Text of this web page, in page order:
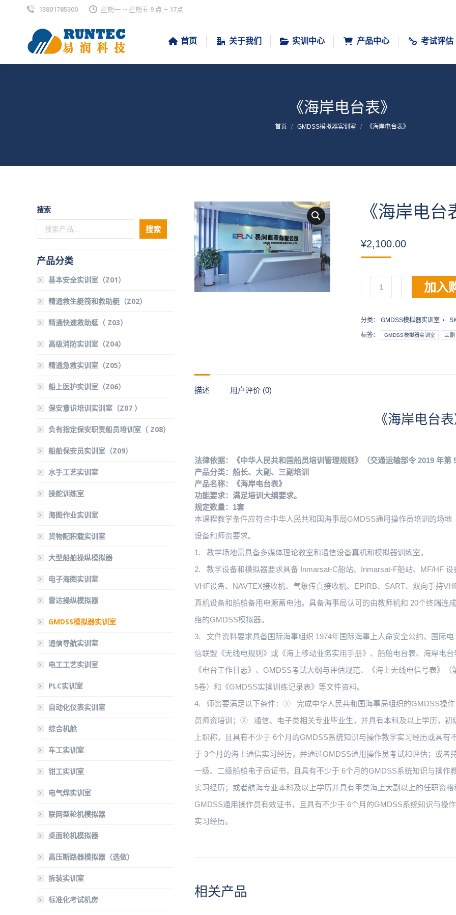
13801785300 星期一 -- 星期五 9 点 – 17点
首页 关于我们 实训中心 产品中心 考试评估
《海岸电台表》
您在这里：
首页 GMDSS模拟器实训室 《海岸电台表》
《海岸电台
¥2,100.00
台
数
加入
分类： GMDSS模拟器实训室
标签： GMDSS模拟器实训室 三副
描述 用户评价 (0)
《海岸电台表
法律依据：《中华人民共和国船员培训管理规则》（交通运输部令 2019 年第 5
产品分类：船长、大副、三副培训
产品名称：《海岸电台表》
功能要求：满足培训大纲要求。
规定数量：1套
本课程教学条件应符合中华人民共和国海事局GMDSS通用操作员培训的场地
设备和师资要求。
1. 教学场地需具备多媒体理论教室和通信设备真机和模拟器训练室。
2. 教学设备和模拟器要求具备 Inmarsat-C船站、Inmarsat-F船站、MF/HF 设
VHF设备、NAVTEX接收机、气象传真接收机、EPIRB、SART、双向手持
真机设备和船舶备用电源蓄电池。具备海事局认可的由教师机和 20个终端连
络的GMDSS模拟器。
3. 文件资料要求具备国际海事组织 1974年国际海事上人命安全公约、国际电
信联盟《无线电规则》或《海上移动业务实用手册》、船舶电台表、海岸电台
《电台工作日志》、GMDSS考试大纲与评估规范、《海上无线电信号表》（
5卷）和《GMDSS实操训练记录表》等文件资料。
4. 师资要满足以下条件：① 完成中华人民共和国海事局组织的GMDSS操作
员师资培训；② 通信、电子类相关专业毕业生，并具有本科及以上学历，初
上职称，且具有不少于 6个月的GMDSS系统知识与操作教学实习经历或具有
于 3个月的海上通信实习经历，并通过GMDSS通用操作员考试和评估；或者
一级、二级船舶电子员证书，且具有不少于 6个月的GMDSS系统知识与操作
实习经历；或者航海专业本科及以上学历并具有甲类海上大副以上的任职资格
GMDSS通用操作员有效证书，且具有不少于 6个月的GMDSS系统知识与操
实习经历。
相关产品
搜索
搜索
产品分类
基本安全实训室（Z01）
精通救生艇筏和救助艇（Z02）
精通快速救助艇（ Z03）
高级消防实训室（Z04）
精通急救实训室（Z05）
船上医护实训室（Z06）
保安意识培训实训室（Z07 ）
负有指定保安职责船员培训室（ Z08）
船舶保安员实训室（Z09）
水手工艺实训室
操舵训练室
海图作业实训室
货物配积载实训室
大型船舶操纵模拟器
电子海图实训室
雷达操纵模拟器
GMDSS模拟器实训室
通信导航实训室
电工工艺实训室
PLC实训室
自动化仪表实训室
综合机舱
车工实训室
钳工实训室
电气焊实训室
联网型轮机模拟器
桌面轮机模拟器
高压断路器模拟器（选做）
拆装实训室
标准化考试机房